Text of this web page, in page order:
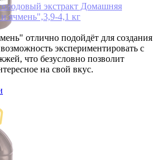
экстракт Домашняя
ячмень",3,9-4,1 кг
отлично подойдёт для создания
экспериментировать с
что безусловно позволит
на свой вкус.